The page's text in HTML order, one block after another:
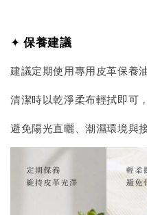
✦ 保養建議
建議定期使用專用皮革保養
清潔時以乾淨柔布輕拭即可
避免陽光直曬、潮濕環境與